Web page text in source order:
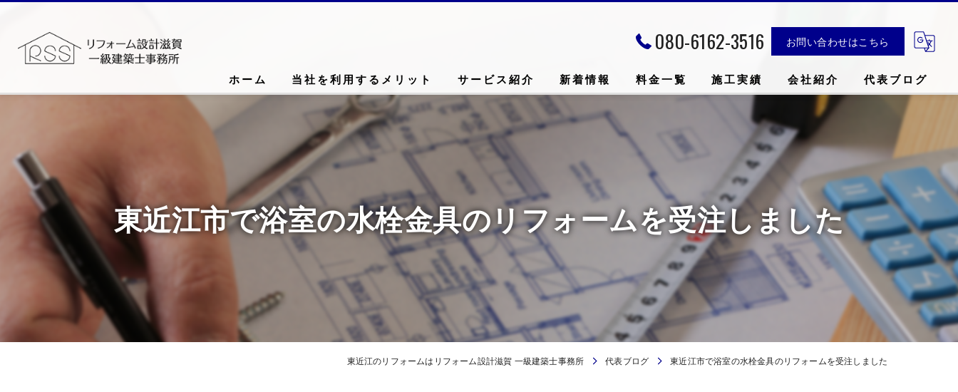
080-6162-3516 お問い合わせはこちら
ホーム 当社を利用するメリット サービス紹介 新着情報 料金一覧 施工実績 会社紹介 代表ブログ
東近江市で浴室の水栓金具のリフォームを受注しました
東近江のリフォームはリフォーム設計滋賀 一級建築士事務所 代表ブログ 東近江市で浴室の水栓金具のリフォームを受注しました